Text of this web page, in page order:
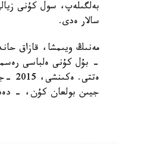
بەلگىلەپ، سول كۇنى
سالار ەدى.
جيىن بولعان كۇن، -